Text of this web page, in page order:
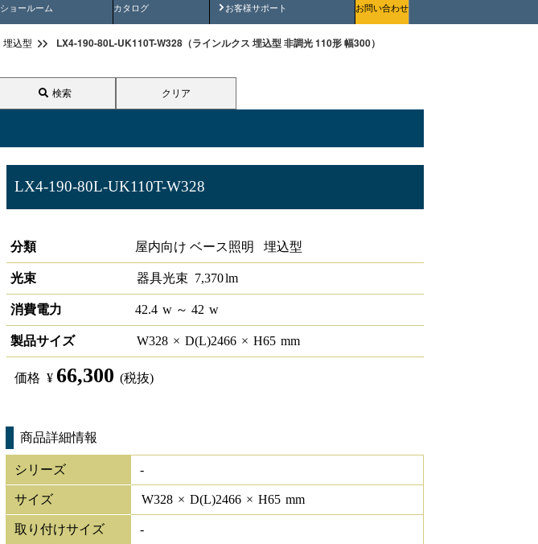
ショールーム カタログ お客様サポート
安全にご使用いただくためにお問い合わせ
埋込型 LX4-190-80L-UK110T-W328（ラインルクス 埋込型 非調光 110形 幅300）
検索 クリア
LX4-190-80L-UK110T-W328
分類
屋内向け ベース照明 埋込型
光束 器具光束 7,370lm
消費電力 42.4 w ～ 42 w
製品サイズ W328 × D(L)2466 × H65 mm
価格 ¥ 66,300 (税抜)
商品詳細情報
シリーズ -
サイズ W328 × D(L)2466 × H65 mm
取り付けサイズ -